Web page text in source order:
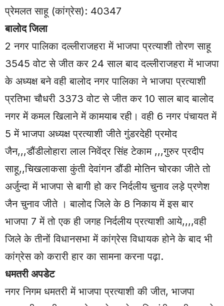
प्रेमलत साहू (कांग्रेस): 40347
बालोद जिला
2 नगर पालिका दल्लीराजहरा में भाजपा प्रत्याशी तोरण साहू
3545 वोट से जीत कर 24 साल बाद दल्लीराजहरा में भाजपा
के अध्यक्ष बने वही बालोद नगर पालिका ने भाजपा प्रत्याशी
प्रतिभा चौधरी 3373 वोट से जीत कर 10 साल बाद बालोद
नगर में कमल खिलाने में कामयाब रही। वही 6 नगर पंचायत में
5 में भाजपा अध्यक्ष प्रत्याशी जीते गुंडरदेही प्रमोद
जैन,,,डौंडीलोहारा लाल निवेंद्र सिंह टेकाम ,,,गुरुर प्रदीप
साहू,,चिखलाकसा कुंती देवांगन डौंडी मोतिन चोरका जीते तो
अर्जुन्दा में भाजपा से बागी हो कर निर्दलीय चुनाव लड़े प्रणेश
जैन चुनाव जीते । बालोद जिले के 8 निकाय में इस बार
भाजपा 7 में तो एक ही जगह निर्दलीय प्रत्याशी आये,,,,वही
जिले के तीनों विधानसभा में कांग्रेस विधायक होने के बाद भी
कांग्रेस को करारी हार का सामना करना पढ़ा.
धमतरी अपडेट
नगर निगम धमतरी में भाजपा प्रत्याशी की जीत, भाजपा